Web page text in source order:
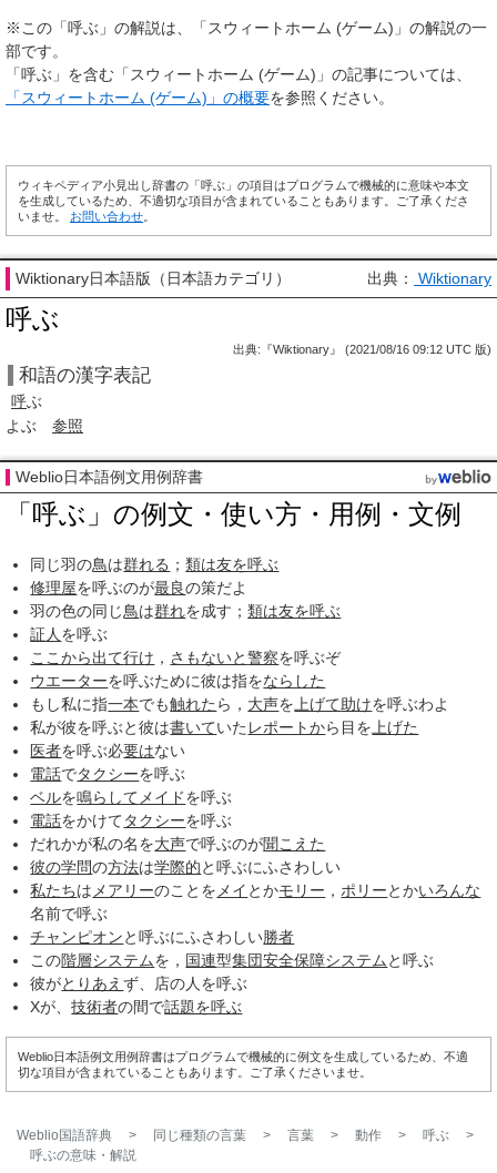
※この「呼ぶ」の解説は、「スウィートホーム (ゲーム)」の解説の一
部です。
「呼ぶ」を含む「スウィートホーム (ゲーム)」の記事については、
「スウィートホーム (ゲーム)」の概要を参照ください。
ウィキペディア小見出し辞書の「呼ぶ」の項目はプログラムで機械的に意味や本文
を生成しているため、不適切な項目が含まれていることもあります。ご了承くださ
いませ。 お問い合わせ
Wiktionary日本語版（日本語カテゴリ） 出典： Wiktionary
呼ぶ
出典:『Wiktionary』 (2021/08/16 09:12 UTC 版)
和語の漢字表記
呼ぶ
よぶ
参照
Weblio日本語例文用例辞書
「呼ぶ」の例文・使い方・用例・文例
同じ羽の鳥は群れる ；類は友を呼ぶ
修理屋を呼ぶのが最良の策だよ
羽の色の同じ鳥は群れを成す；類は友を呼ぶ
証人 を呼ぶ
ここから出て行け ， さもないと警察を呼ぶぞ
ウエーターを呼ぶために彼は指をならした
もし私に指一本でも触れた ら， 大声を 上げて助けを呼ぶわよ
私が彼を呼ぶと彼は書いていた レポートから目を 上げた
医者を呼ぶ必要はない
電話でタクシーを呼ぶ
ベルを鳴らして メイドを呼ぶ
電話をかけてタクシーを呼ぶ
だれかが私の名を大声で呼ぶのが聞こえた
彼の学問の方法は学際的と呼ぶにふさわしい
私たちは メアリーのことを メイ とかモリー ， ポリーとかいろんな
名前で呼ぶ
チャンピオンと呼ぶにふさわしい勝者
この階層システムを， 国連型集団安全保障システム と呼ぶ
彼がとりあえず、店の人を呼ぶ
Xが、技術者の間で話題を呼ぶ
Weblio日本語例文用例辞書はプログラムで機械的に例文を生成しているため、不適
切な項目が含まれていることもあります。ご了承くださいませ。
Weblio国語辞典 > 同じ種類の言葉 > 言葉 > 動作 > 呼ぶ
>
呼ぶの意味・解説